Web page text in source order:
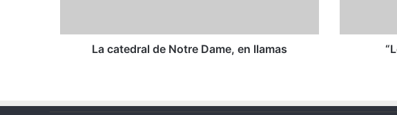
La catedral de Notre Dame, en llamas
irreparable”